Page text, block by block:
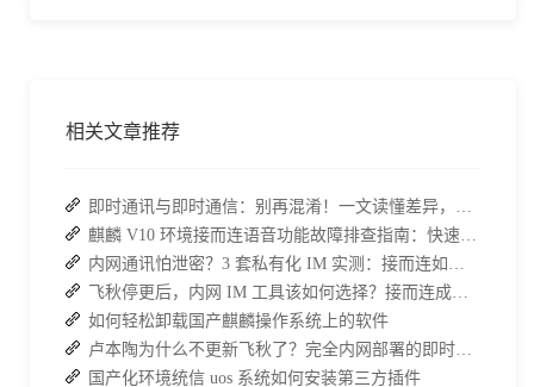
相关文章推荐
即时通讯与即时通信：别再混淆！一文读懂差异，接而连适配企业协作需求
麒麟 V10 环境接而连语音功能故障排查指南：快速恢复高效协作
内网通讯怕泄密？3 套私有化 IM 实测：接而连如何筑牢安全防线并提效
飞秋停更后，内网 IM 工具该如何选择？接而连成企业新宠
如何轻松卸载国产麒麟操作系统上的软件
卢本陶为什么不更新飞秋了？完全内网部署的即时通讯软件推荐
国产化环境统信 uos 系统如何安装第三方插件